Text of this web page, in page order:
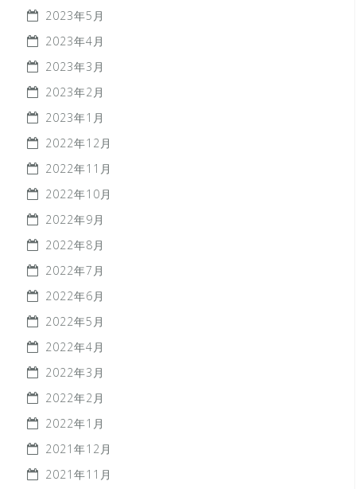
2023年5月
2023年4月
2023年3月
2023年2月
2023年1月
2022年12月
2022年11月
2022年10月
2022年9月
2022年8月
2022年7月
2022年6月
2022年5月
2022年4月
2022年3月
2022年2月
2022年1月
2021年12月
2021年11月